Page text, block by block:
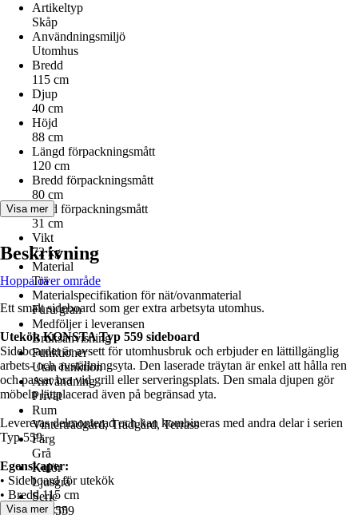
Artikeltyp
Skåp
Användningsmiljö
Utomhus
Bredd
115 cm
Djup
40 cm
Höjd
88 cm
Längd förpackningsmått
120 cm
Bredd förpackningsmått
80 cm
Höjd förpackningsmått
31 cm
Vikt
72 kg
Material
Trä
Materialspecifikation för nät/ovanmaterial
Furu/gran
Medföljer i leveransen
Bruksanvisning
Funktioner
Utan funktion
Användning
Privat
Rum
Vinterträdgård, Trädgård, Terrass
Färg
Grå
Kulör
Ljusgrå
Serie
Typ 559
Visa mer
Beskrivning
Hoppa över område
Ett smalt sideboard som ger extra arbetsyta utomhus.
Utekök KONSTA Typ 559 sideboard
Sideboardet är avsett för utomhusbruk och erbjuder en lättillgänglig
arbets- och avställningsyta. Den laserade träytan är enkel att hålla ren
och passar bra vid grill eller serveringsplats. Den smala djupen gör
möbeln lättplacerad även på begränsad yta.
Levereras delmonterad och kan kombineras med andra delar i serien
Typ 559.
Egenskaper:
• Sideboard för utekök
• Bredd 115 cm
• Djup 40 cm
Visa mer